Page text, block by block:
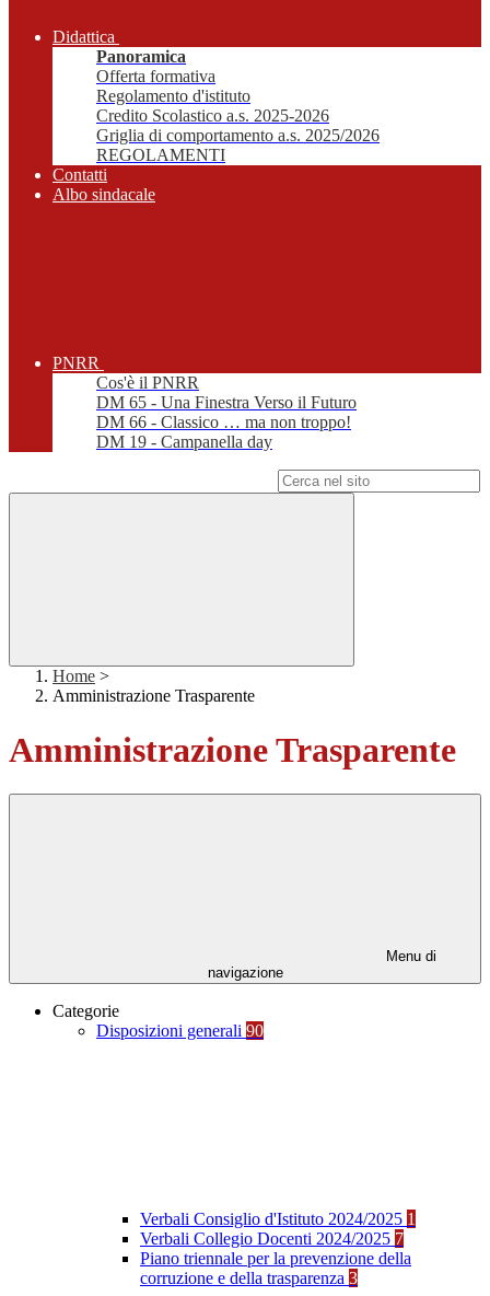
Didattica
Panoramica
Offerta formativa
Regolamento d'istituto
Credito Scolastico a.s. 2025-2026
Griglia di comportamento a.s. 2025/2026
REGOLAMENTI
Contatti
Albo sindacale
PNRR
Cos'è il PNRR
DM 65 - Una Finestra Verso il Futuro
DM 66 - Classico … ma non troppo!
DM 19 - Campanella day
Home >
Amministrazione Trasparente
Amministrazione Trasparente
Menu di
navigazione
Categorie
Disposizioni generali 90
Verbali Consiglio d'Istituto 2024/2025 1
Verbali Collegio Docenti 2024/2025 7
Piano triennale per la prevenzione della
corruzione e della trasparenza 3